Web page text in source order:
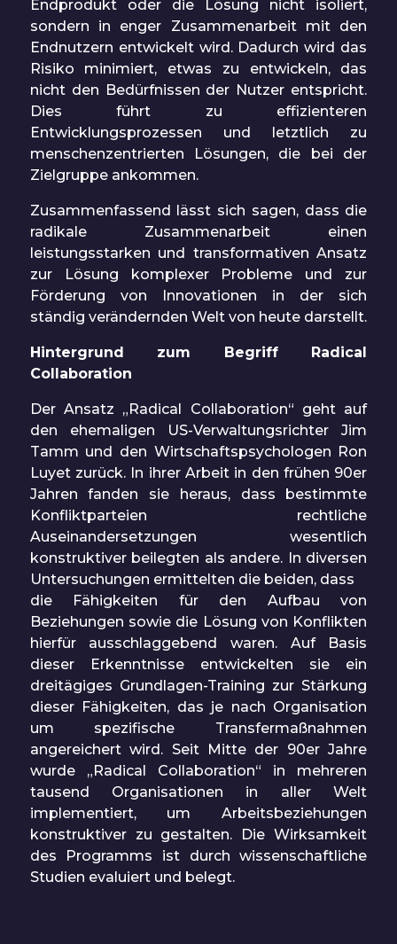
Endprodukt oder die Lösung nicht isoliert,
sondern in enger Zusammenarbeit mit den
Endnutzern entwickelt wird. Dadurch wird das
Risiko minimiert, etwas zu entwickeln, das
nicht den Bedürfnissen der Nutzer entspricht.
Dies führt zu effizienteren
Entwicklungsprozessen und letztlich zu
menschenzentrierten Lösungen, die bei der
Zielgruppe ankommen.
Zusammenfassend lässt sich sagen, dass die
radikale Zusammenarbeit einen
leistungsstarken und transformativen Ansatz
zur Lösung komplexer Probleme und zur
Förderung von Innovationen in der sich
ständig verändernden Welt von heute darstellt.
Hintergrund zum Begriff Radical
Collaboration
Der Ansatz „Radical Collaboration“ geht auf
den ehemaligen US-Verwaltungsrichter Jim
Tamm und den Wirtschaftspsychologen Ron
Luyet zurück. In ihrer Arbeit in den frühen 90er
Jahren fanden sie heraus, dass bestimmte
Konfliktparteien rechtliche
Auseinandersetzungen wesentlich
konstruktiver beilegten als andere. In diversen
Untersuchungen ermittelten die beiden, dass
die Fähigkeiten für den Aufbau von
Beziehungen sowie die Lösung von Konflikten
hierfür ausschlaggebend waren. Auf Basis
dieser Erkenntnisse entwickelten sie ein
dreitägiges Grundlagen-Training zur Stärkung
dieser Fähigkeiten, das je nach Organisation
um spezifische Transfermaßnahmen
angereichert wird. Seit Mitte der 90er Jahre
wurde „Radical Collaboration“ in mehreren
tausend Organisationen in aller Welt
implementiert, um Arbeitsbeziehungen
konstruktiver zu gestalten. Die Wirksamkeit
des Programms ist durch wissenschaftliche
Studien evaluiert und belegt.